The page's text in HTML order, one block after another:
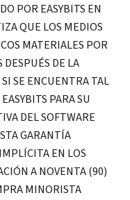
POR EASYBITS EN
QUE LOS MEDIOS
MATERIALES POR
DE LA
SE ENCUENTRA TAL
PARA SU
DEL SOFTWARE
GARANTÍA
EN LOS
A NOVENTA (90)
MINORISTA